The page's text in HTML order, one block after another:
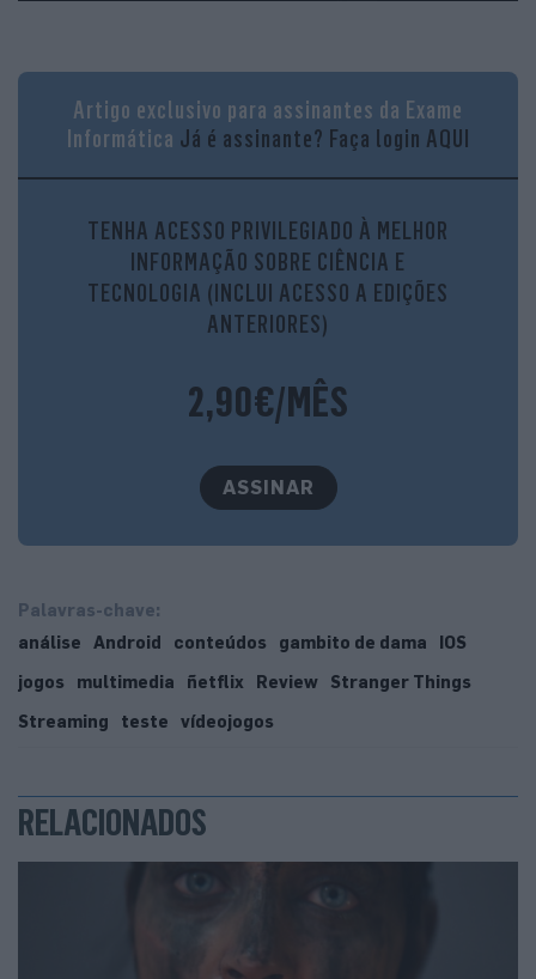
Artigo exclusivo para assinantes da Exame
Informática Já é assinante? Faça login AQUI
TENHA ACESSO PRIVILEGIADO À MELHOR
INFORMAÇÃO SOBRE CIÊNCIA E
TECNOLOGIA (INCLUI ACESSO A EDIÇÕES
ANTERIORES)
2,90€/MÊS
ASSINAR
Palavras-chave:
análise
Android conteúdos gambito de dama
IOS
jogos
multimedia ñetflix Review
Stranger Things
Streaming
teste vídeojogos
RELACIONADOS